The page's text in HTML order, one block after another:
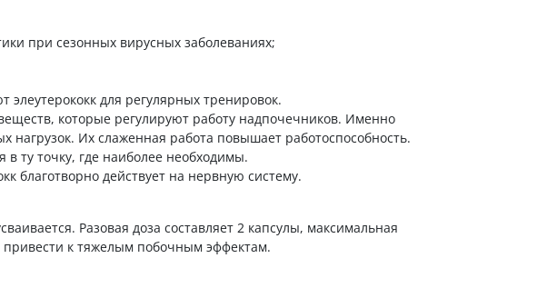
при сезонных вирусных заболеваниях;
для регулярных тренировок.
которые регулируют работу надпочечников. Именно
Их слаженная работа повышает работоспособность.
ту точку, где наиболее необходимы.
благотворно действует на нервную систему.
Разовая доза составляет 2 капсулы, максимальная
привести к тяжелым побочным эффектам.